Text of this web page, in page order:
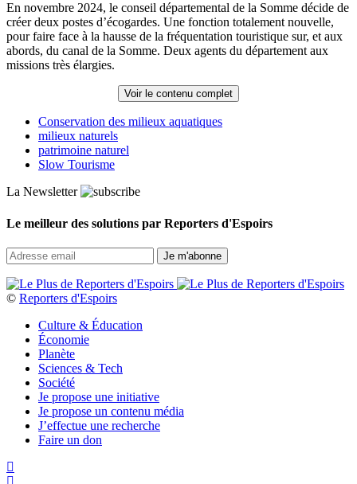
En novembre 2024, le conseil départemental de la Somme décide de
créer deux postes d’écogardes. Une fonction totalement nouvelle,
pour faire face à la hausse de la fréquentation touristique sur, et aux
abords, du canal de la Somme. Deux agents du département aux
missions très élargies.
Voir le contenu complet
Conservation des milieux aquatiques
milieux naturels
patrimoine naturel
Slow Tourisme
La Newsletter
Le meilleur des solutions par Reporters d'Espoirs
© Reporters d'Espoirs
Culture & Éducation
Économie
Planète
Sciences & Tech
Société
Je propose une initiative
Je propose un contenu média
J’effectue une recherche
Faire un don